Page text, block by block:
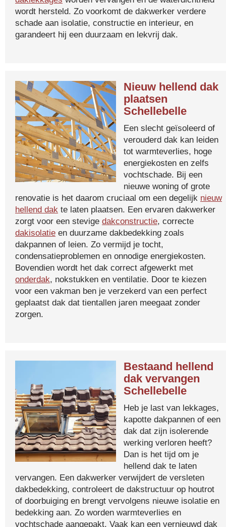
wordt hersteld. Zo voorkomt de dakwerker verdere
schade aan isolatie, constructie en interieur, en
garandeert hij een duurzaam en lekvrij dak.
Nieuw hellend dak
plaatsen
Schellebelle
Een slecht geïsoleerd of
verouderd dak kan leiden
tot warmteverlies, hoge
energiekosten en zelfs
vochtschade. Bij een
nieuwe woning of grote
renovatie is het daarom cruciaal om een degelijk nieuw
hellend dak te laten plaatsen. Een ervaren dakwerker
zorgt voor een stevige dakconstructie, correcte
dakisolatie en duurzame dakbedekking zoals
dakpannen of leien. Zo vermijd je tocht,
condensatieproblemen en onnodige energiekosten.
Bovendien wordt het dak correct afgewerkt met
onderdak, nokstukken en ventilatie. Door te kiezen
voor een vakman ben je verzekerd van een perfect
geplaatst dak dat tientallen jaren meegaat zonder
zorgen.
Bestaand hellend
dak vervangen
Schellebelle
Heb je last van lekkages,
kapotte dakpannen of een
dak dat zijn isolerende
werking verloren heeft?
Dan is het tijd om je
hellend dak te laten
vervangen. Een dakwerker verwijdert de versleten
dakbedekking, controleert de dakstructuur op houtrot
of doorbuiging en brengt vervolgens nieuwe isolatie en
bedekking aan. Zo worden warmteverlies en
vochtschade aangepakt. Vaak kan een vernieuwd dak